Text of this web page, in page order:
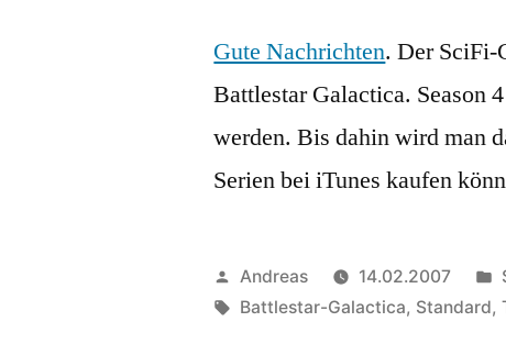
Gute Nachrichten. Der SciFi-
Battlestar Galactica. Season
werden. Bis dahin wird man
Serien bei iTunes kaufen
Veröffentlicht
von
Andreas 14.02.2007
Schlagwörter:
Battlestar-Galactica, Standard,